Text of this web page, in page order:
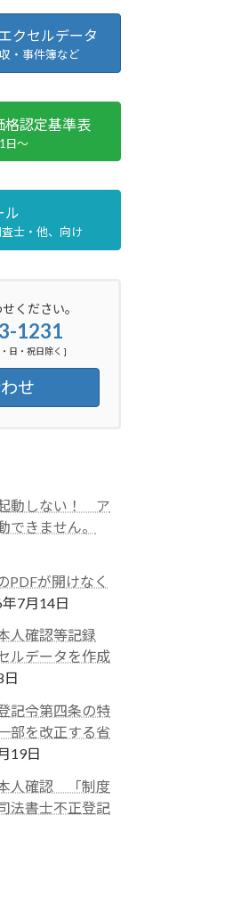
クセルデータ
・事件簿など
格認定基準表
日～
ル
士・他、向け
ください。
1231
日・祝日除く ]
せ
動しない！ ア
できません。
PDFが開けなく
7月14日
人確認等記録
ルデータを作成
日
記令第四条の特
部を改正する省
19日
人確認 「制度
法書士不正登記